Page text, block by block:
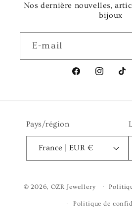
Nos dernière nouvelles,
bijoux
E-mail
FacebookInstagram
Pays/région
France | EUR €
© 2026, OZR Jewellery
Politique de